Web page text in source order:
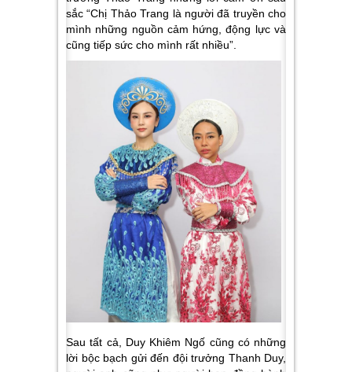
sắc“Chị Thảo Trang là người đã truyền cho
mình những nguồn cảm hứng, động lực và
cũng tiếp sức cho mình rất nhiều”
Sau tất cả, Duy Khiêm Ngố cũng có những
lời bộc bạch gửi đến đội trưởng Thanh Duy,